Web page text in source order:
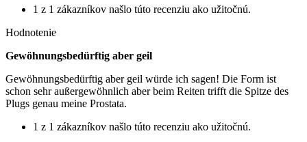
1 z 1 zákazníkov našlo túto recenziu ako užitočnú.
Hodnotenie
Gewöhnungsbedürftig aber geil
Gewöhnungsbedürftig aber geil würde ich sagen! Die Form ist
schon sehr außergewöhnlich aber beim Reiten trifft die Spitze des
Plugs genau meine Prostata.
1 z 1 zákazníkov našlo túto recenziu ako užitočnú.